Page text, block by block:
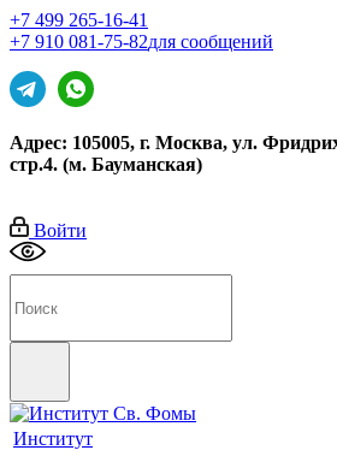
+7 499 265-16-41
+7 910 081-75-82для сообщений
Адрес: 105005, г. Москва, ул.
стр.4. (м. Бауманская)
Войти
Институт